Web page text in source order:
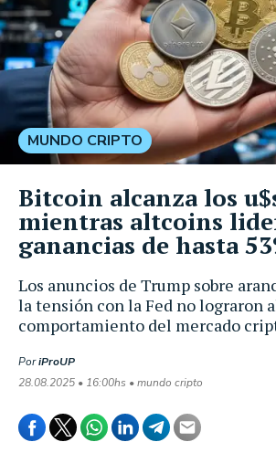
Los anuncios de Trump sobre
la tensión con la Fed no lograron
comportamiento del mercado
PoriProUP
28.08.2025 • 16:00hs • mundo cripto
MUNDO CRIPTO
Bitcoin alcanza los
mientras altcoins
ganancias de hasta